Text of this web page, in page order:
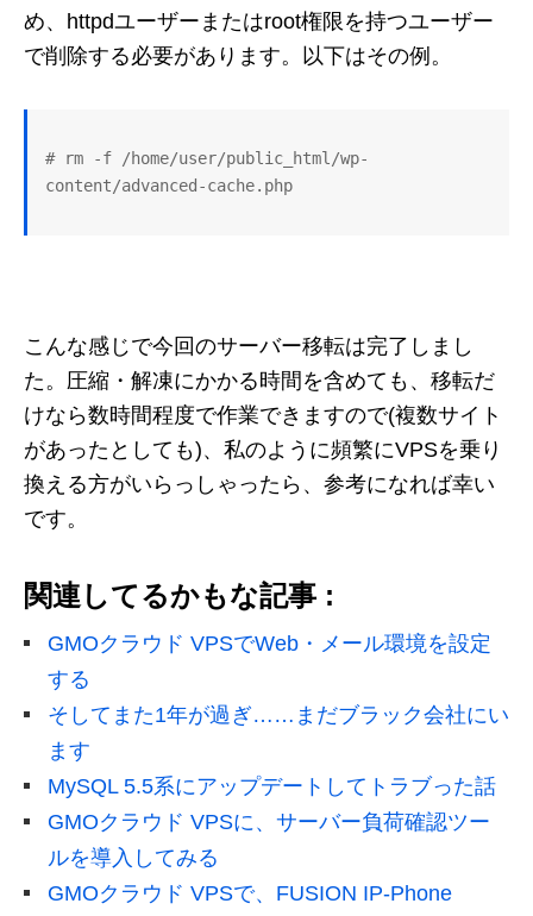
め、httpdユーザーまたはroot権限を持つユーザー
で削除する必要があります。以下はその例。
# rm -f /home/user/public_html/wp-
こんな感じで今回のサーバー移転は完了しまし
た。圧縮・解凍にかかる時間を含めても、移転だ
けなら数時間程度で作業できますので(複数サイト
があったとしても)、私のように頻繁にVPSを乗り
換える方がいらっしゃったら、参考になれば幸い
です。
関連してるかもな記事 :
GMOクラウド VPSでWeb・メール環境を設定
する
そしてまた1年が過ぎ……まだブラック会社にい
ます
MySQL 5.5系にアップデートしてトラブった話
GMOクラウド VPSに、サーバー負荷確認ツー
ルを導入してみる
GMOクラウド VPSで、FUSION IP-Phone